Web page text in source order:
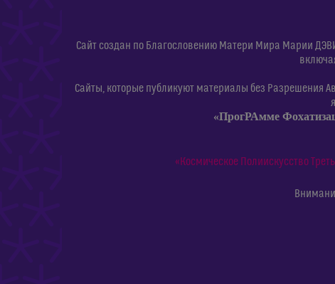
Сайт создан по Благословению Матери Мира Марии
Сайты, которые публикуют материалы без Разрешения
«ПрогРАмме
«Космическое Полиискусство